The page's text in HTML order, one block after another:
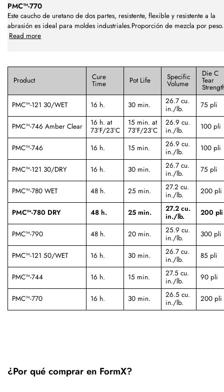
PMC™-770
Este caucho de uretano de dos partes, resistente, flexible y resistente a la
abrasión es ideal para moldes industriales.Proporción de mezcla por peso
Read more
Product Cure
Time Pot Life Specific
Volume
Die C
Tear
PMC™-121 30/WET
16 h. 30 min.
26.7 cu.
in./lb.
75 pli
PMC™-746 Amber Clear
16 h. at
73°F/23°C
15 min. at
73°F/23°C
26.9 cu.
in./lb.
100 pli
PMC™-746 16 h. 15 min.
26.9 cu.
in./lb.
100 pli
PMC™-121 30/DRY 16 h. 30 min.
26.7 cu.
in./lb.
75 pli
PMC™-780 WET 48 h. 25 min.
27.2 cu.
in./lb.
200 pli
PMC™-780 DRY 48 h. 25 min.
27.2 cu.
in./lb.
200 pli
PMC™-790 48 h. 20 min.
25.9 cu.
in./lb.
300 pli
PMC™-121 50/WET 16 h. 30 min.
26.7 cu.
in./lb.
85 pli
PMC™-744 16 h. 15 min.
27.5 cu.
in./lb.
90 pli
PMC™-770 16 h. 30 min.
26.5 cu.
in./lb.
200 pli
¿Por qué comprar en FormX?